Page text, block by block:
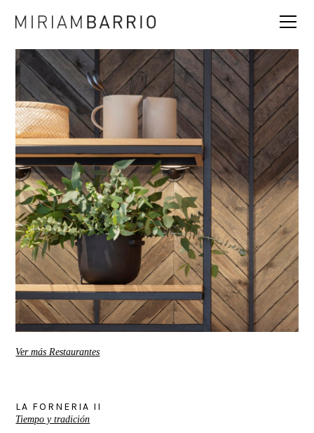
Ver más Restaurantes
LA FORNERIA II
Tiempo y tradición